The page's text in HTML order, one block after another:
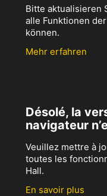
Bitte aktualisieren
alle Funktionen
können.
Mehr erfahren
Désolé, la
navigateur
Veuillez mettre à
toutes les
Hall.
En savoir plus